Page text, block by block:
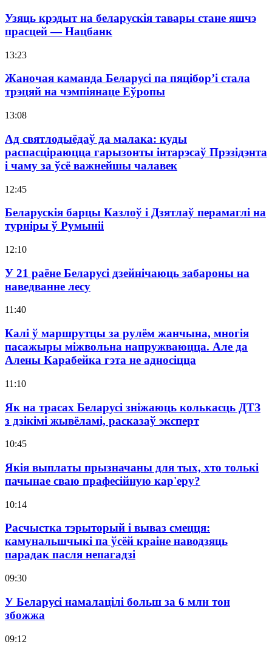
Узяць крэдыт на беларускія тавары стане яшчэ
прасцей — Нацбанк
13:23
Жаночая каманда Беларусі па пяцібор’і стала
трэцяй на чэмпіянаце Еўропы
13:08
Ад святлодыёдаў да малака: куды
распасціраюцца гарызонты інтарэсаў Прэзідэнта
і чаму за ўсё важнейшы чалавек
12:45
Беларускія барцы Казлоў і Дзятлаў перамаглі на
турніры ў Румыніі
12:10
У 21 раёне Беларусі дзейнічаюць забароны на
наведванне лесу
11:40
Калі ў маршрутцы за рулём жанчына, многія
пасажыры міжвольна напружваюцца. Але да
Алены Карабейка гэта не адносіцца
11:10
Як на трасах Беларусі зніжаюць колькасць ДТЗ
з дзікімі жывёламі, расказаў эксперт
10:45
Якія выплаты прызначаны для тых, хто толькі
пачынае сваю прафесійную кар'еру?
10:14
Расчыстка тэрыторый і вываз смецця:
камунальшчыкі па ўсёй краіне наводзяць
парадак пасля непагадзі
09:30
У Беларусі намалацілі больш за 6 млн тон
збожжа
09:12